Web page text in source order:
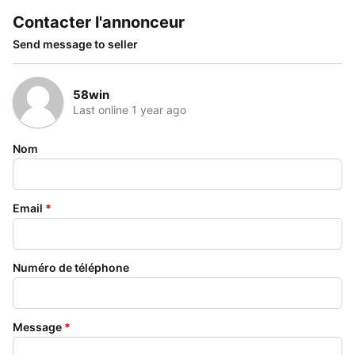
Contacter l'annonceur
Send message to seller
58win
Last online 1 year ago
Nom
Email *
Numéro de téléphone
Message *